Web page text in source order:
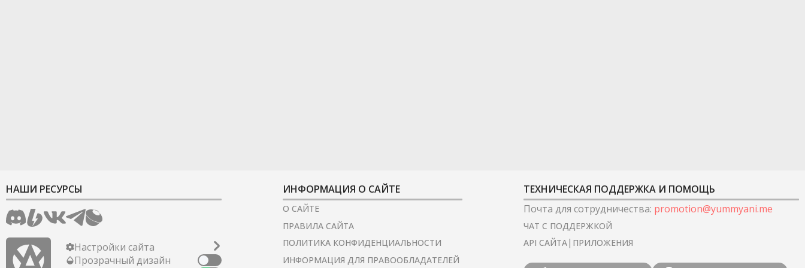
НАШИ РЕСУРСЫ
Настройки сайта
Прозрачный дизайн
ИНФОРМАЦИЯ О САЙТЕ
О САЙТЕ
ПРАВИЛА САЙТА
ПОЛИТИКА КОНФИДЕНЦИАЛЬНОСТИ
ИНФОРМАЦИЯ ДЛЯ ПРАВООБЛАДАТЕЛЕЙ
ТЕХНИЧЕСКАЯ ПОДДЕРЖКА И ПОМОЩЬ
Почта для сотрудничества: promotion@yummyani.me
ЧАТ С ПОДДЕРЖКОЙ
API САЙТА| ПРИЛОЖЕНИЯ